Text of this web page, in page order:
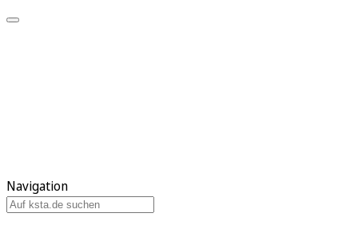
Navigation